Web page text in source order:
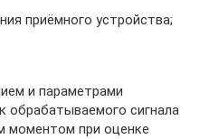
приёмного устройства;
и параметрами
обрабатываемого сигнала
моментом при оценке